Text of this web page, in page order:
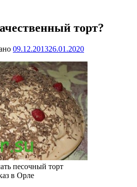
торт?
09.12.201326.01.2020
песочный торт
в Орле